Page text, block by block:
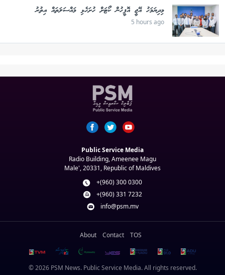
މިދިޔަމަހު އޭޖީ އޮފީހުން ކޯޓަށް ހުށަހެޅި މައްސަލަތައް އިތުރު
5 hours ago
Public Service Media
Radio Building, Ameenee Magu
Male', 20331, Republic of Maldives
+(960) 300 0300
+(960) 331 7232
info@psm.mv
About Contact TOS
© 2026 PSM News. Public Service Media. All rights reserved.